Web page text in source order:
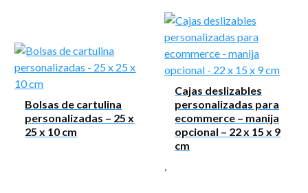
Bolsas de cartulina
personalizadas – 25 x
25 x 10 cm
Cajas deslizables
personalizadas para
ecommerce – manija
opcional – 22 x 15 x 9
cm
,